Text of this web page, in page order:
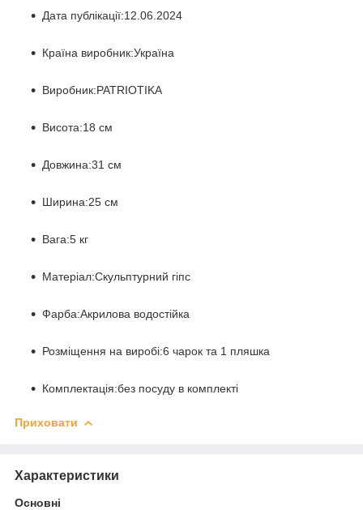
Дата публікації:12.06.2024
Країна виробник:Україна
Виробник:PATRIOTIKA
Висота:18 см
Довжина:31 см
Ширина:25 см
Вага:5 кг
Матеріал:Скульптурний гіпс
Фарба:Акрилова водостійка
Розміщення на виробі:6 чарок та 1 пляшка
Комплектація:без посуду в комплекті
Приховати
Характеристики
Основні